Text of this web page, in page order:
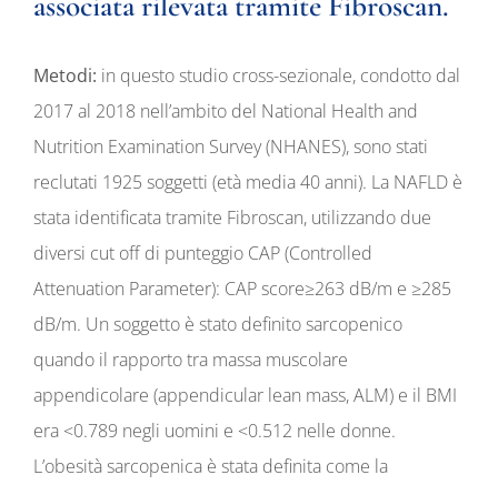
Metodi: in questo studio cross-sezionale, condotto dal
2017 al 2018 nell’ambito del National Health and
Nutrition Examination Survey (NHANES), sono stati
reclutati 1925 soggetti (età media 40 anni). La NAFLD è
stata identificata tramite Fibroscan, utilizzando due
diversi cut off di punteggio CAP (Controlled
Attenuation Parameter): CAP score≥263 dB/m e ≥285
dB/m. Un soggetto è stato definito sarcopenico
quando il rapporto tra massa muscolare
appendicolare (appendicular lean mass, ALM) e il BMI
era <0.789 negli uomini e <0.512 nelle donne.
L’obesità sarcopenica è stata definita come la